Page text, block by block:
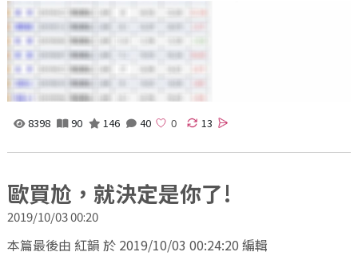
8398 90 146 40 13
歐買尬，就決定是你了!
2019/10/03 00:20
本篇最後由 紅韻 於 2019/10/03 00:24:20 編輯